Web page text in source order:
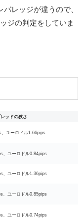
レッジが違うので、
ジの判定をしていま
レッドの狭さ
、ユーロドル1.66pips
、ユーロドル0.84pips
、ユーロドル1.36pips
、ユーロドル0.85pips
、ユーロドル0.74pips